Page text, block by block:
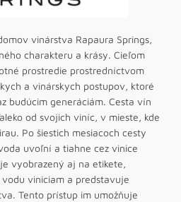
vinárstva Rapaura Springs,
charakteru a krásy. Cieľom
prostredie prostredníctvom
a vinárskych postupov, ktoré
budúcim generáciám. Cesta vín
od svojich viníc, v mieste, kde
Po šiestich mesiacoch cesty
uvoľní a tiahne cez vinice
vyobrazený aj na etikete,
viniciam a predstavuje
Tento prístup im umožňuje